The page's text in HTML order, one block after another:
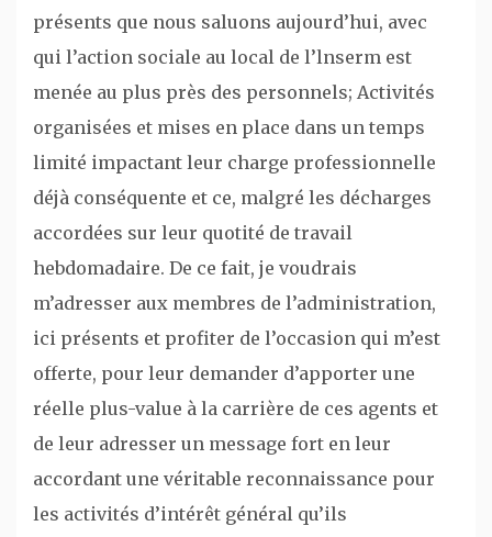
présents que nous saluons aujourd’hui, avec
qui l’action sociale au local de l’lnserm est
menée au plus près des personnels; Activités
organisées et mises en place dans un temps
limité impactant leur charge professionnelle
déjà conséquente et ce, malgré les décharges
accordées sur leur quotité de travail
hebdomadaire. De ce fait, je voudrais
m’adresser aux membres de l’administration,
ici présents et profiter de l’occasion qui m’est
offerte, pour leur demander d’apporter une
réelle plus-value à la carrière de ces agents et
de leur adresser un message fort en leur
accordant une véritable reconnaissance pour
les activités d’intérêt général qu’ils